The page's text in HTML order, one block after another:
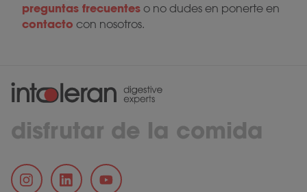
preguntas frecuentes o no dudes en ponerte en
contacto con nosotros.
disfrutar de la comida